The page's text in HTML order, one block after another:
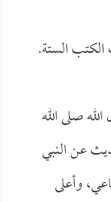
الستة.
صلى الله
عن النبي
وأعلى